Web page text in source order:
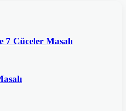
7 Cüceler Masalı